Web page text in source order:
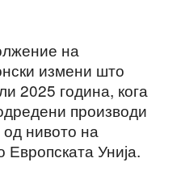
на
измени што
2025 година, кога
производи
нивото на
Унија.